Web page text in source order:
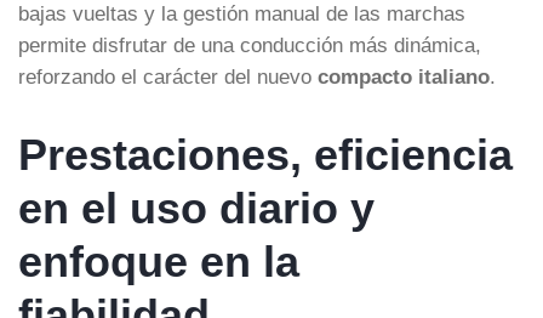
bajas vueltas y la gestión manual de las marchas
permite disfrutar de una conducción más dinámica,
reforzando el carácter del nuevo compacto italiano.
Prestaciones, eficiencia
en el uso diario y
enfoque en la